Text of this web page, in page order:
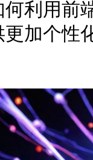
利用前
更加个性